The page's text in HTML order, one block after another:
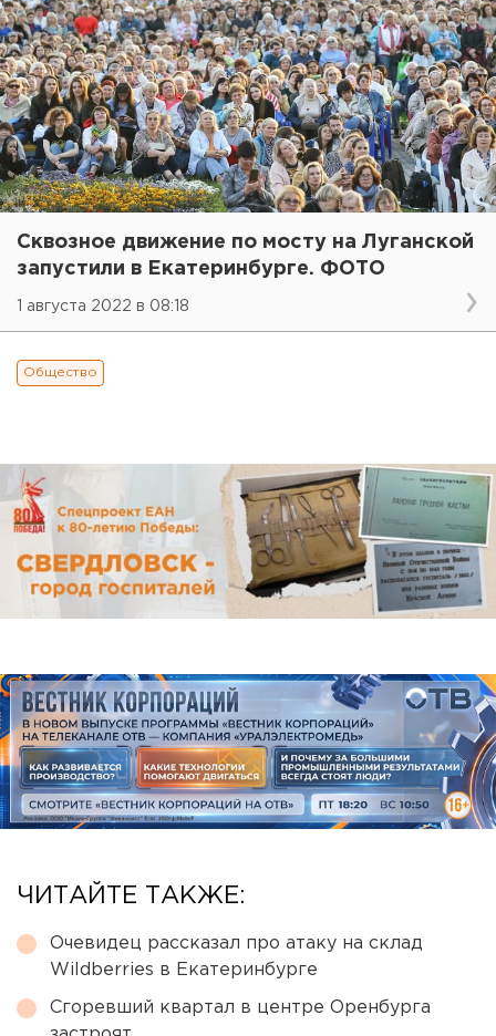
Сквозное движение по мосту на Луганской
запустили в Екатеринбурге. ФОТО
1 августа 2022 в 08:18
Общество
ЧИТАЙТЕ ТАКЖЕ:
Очевидец рассказал про атаку на склад
Wildberries в Екатеринбурге
Сгоревший квартал в центре Оренбурга